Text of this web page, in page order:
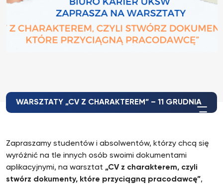
WARSZTATY „CV Z CHARAKTEREM” – 11 GRUDNIA
Zapraszamy studentów i absolwentów, którzy chcą się
wyróżnić na tle innych osób swoimi dokumentami
aplikacyjnymi, na warsztat „CV z charakterem, czyli
stwórz dokumenty, które przyciągną pracodawcę”,